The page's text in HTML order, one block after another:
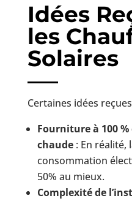
Idées
les
Solaires
Certaines idées
Fourniture à 100
chaude: En réalité,
consommation
50% au mieux.
Complexité de